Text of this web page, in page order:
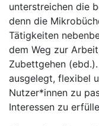
unterstreichen die
denn die
Tätigkeiten
dem Weg zur
Zubettgehen
ausgelegt, flexibel
Nutzer*innen zu
Interessen zu